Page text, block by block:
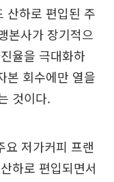
산하로 편입된 주
본사가 장기적으
율을 극대화하
본 회수에만 열을
것이다.
요 저가커피 프랜
하로 편입되면서